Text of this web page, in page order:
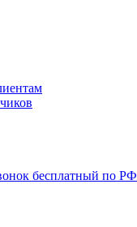
бесплатный по РФ